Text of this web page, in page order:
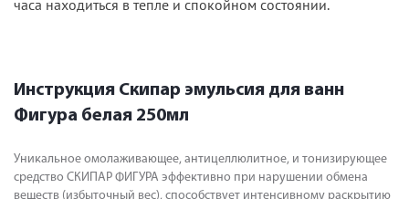
часа находиться в тепле и спокойном состоянии.
Инструкция Скипар эмульсия для ванн
Фигура белая 250мл
Уникальное омолаживающее, антицеллюлитное, и тонизирующее
средство СКИПАР ФИГУРА эффективно при нарушении обмена
веществ (избыточный вес), способствует интенсивному раскрытию